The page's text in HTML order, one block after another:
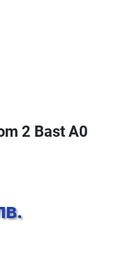
2 Bast A0